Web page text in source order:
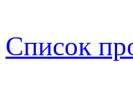
Список